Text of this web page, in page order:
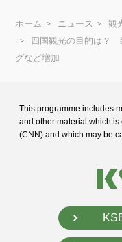
ホーム ニュース
観
四国観光の目的は？
グなど増加
This programme includes
and other material which is
(CNN) and which may be